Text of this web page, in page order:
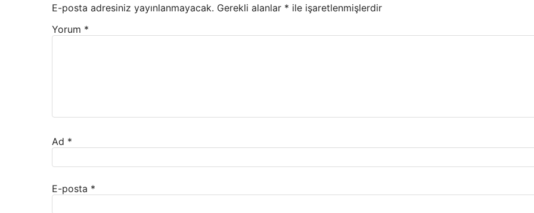
E-posta adresiniz yayınlanmayacak. Gerekli alanlar * ile işaretlenmişlerdir
Yorum *
Ad *
E-posta *